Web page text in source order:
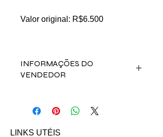
Valor original: R$6.500
INFORMAÇÕES DO
VENDEDOR
vendedora Vanessa Carpio nos
contatos abaixo:
Email: carpiovanessa@hotmail.com
LINKS UTÉIS